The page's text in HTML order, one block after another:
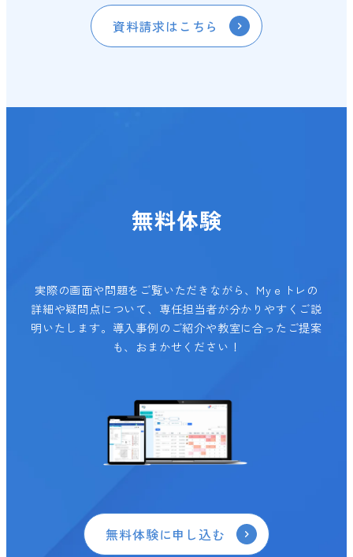
資料請求はこちら
無料体験
実際の画面や問題をご覧いただきながら、Myｅトレの
詳細や疑問点について、専任担当者が分かりやすくご説
明いたします。導入事例のご紹介や教室に合ったご提案
も、おまかせください！
無料体験に申し込む